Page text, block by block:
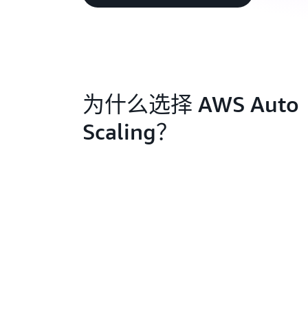
为什么选择 AWS Auto
Scaling？